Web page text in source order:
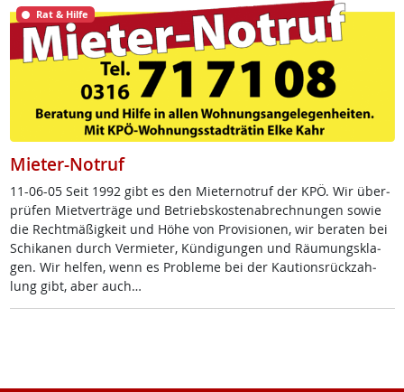
Rat & Hilfe
Mieter-Notruf
11-06-05 Seit 1992 gibt es den Mie­ter­no­t­ruf der KPÖ. Wir über­
prü­fen Miet­ver­trä­ge und Be­triebs­kos­ten­ab­rech­nun­gen so­wie
die Recht­mä­ß­ig­keit und Höhe von Pro­vi­sio­nen, wir be­ra­ten bei
Schi­ka­nen durch Ver­mie­ter, Kün­di­gun­gen und Räu­mungs­kla­
gen. Wir hel­fen, wenn es Pro­b­le­me bei der Kau­ti­ons­rück­zah­
lung gibt, aber auch…